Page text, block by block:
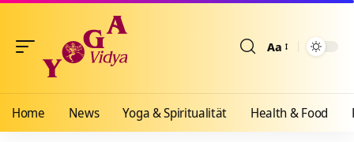
Aa
Home News Yoga & Spiritualität Health & Food